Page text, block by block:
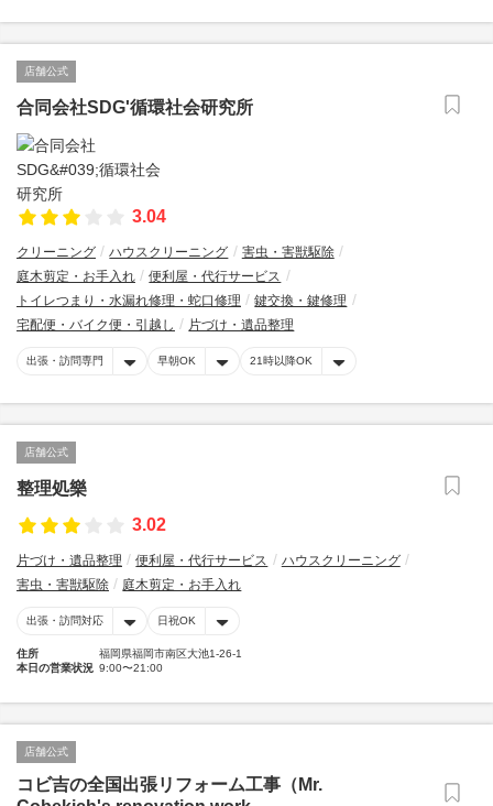
店舗公式
合同会社SDG'循環社会研究所
3.04
クリーニング ハウスクリーニング
害虫・害獣駆除
庭木剪定・お手入れ
便利屋・代行サービス
トイレつまり・水漏れ修理・蛇口修理
鍵交換・鍵修理
宅配便・バイク便・引越し
片づけ・遺品整理
出張・訪問専門 早朝OK 21時以降OK
店舗公式
整理処樂
3.02
片づけ・遺品整理 便利屋・代行サービス
ハウスクリーニング
害虫・害獣駆除
庭木剪定・お手入れ
出張・訪問対応 日祝OK
住所
福岡県福岡市南区大池1-26-1
本日の営業状況 9:00〜21:00
店舗公式
コビ吉の全国出張リフォーム工事（Mr.